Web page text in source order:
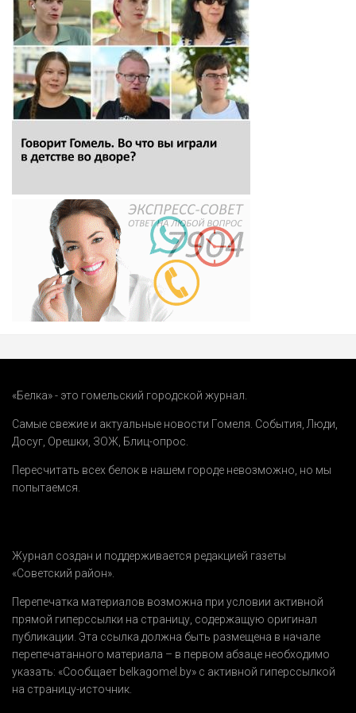
«Белка» - это гомельский городской журнал.
Самые свежие и актуальные новости Гомеля. События Люди
Досуг Орешки ЗОЖ Блиц-опрос
Пересчитать всех белок в нашем городе невозможно, но мы
попытаемся.
Журнал создан и поддерживается редакцией газеты
«Советский район».
Перепечатка материалов возможна при условии активной
прямой гиперссылки на страницу, содержащую оригинал
публикации. Эта ссылка должна быть размещена в начале
перепечатанного материала – в первом абзаце необходимо
указать: «Сообщает belkagomel.by» с активной гиперссылкой
на страницу-источник.